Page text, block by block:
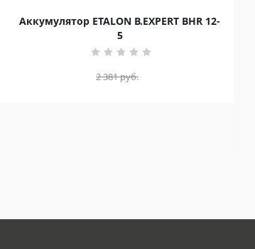
Аккумулятор ETALON B.EXPERT BHR 12-
5
2 381руб.